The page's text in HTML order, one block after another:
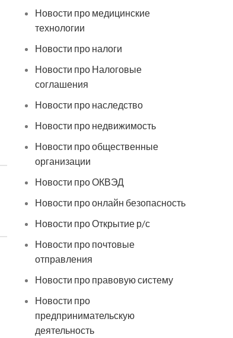
Новости про медицинские
технологии
Новости про налоги
Новости про Налоговые
соглашения
Новости про наследство
Новости про недвижимость
Новости про общественные
организации
Новости про ОКВЭД
Новости про онлайн безопасность
Новости про Открытие р/с
Новости про почтовые
отправления
Новости про правовую систему
Новости про
предпринимательскую
деятельность